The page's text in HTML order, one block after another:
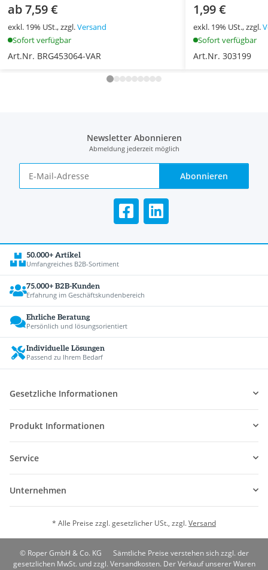
ab 7,59 €
exkl. 19% USt., zzgl.Versand
Sofort verfügbar
Art.Nr. BRG453064-VAR
1,99 €
exkl. 19% USt., zzgl.
Sofort verfügbar
Art.Nr. 303199
Newsletter Abonnieren
Abmeldung jederzeit möglich
Abonnieren
50.000+ Artikel
Umfangreiches B2B-Sortiment
75.000+ B2B-Kunden
Erfahrung im Geschäftskundenbereich
Ehrliche Beratung
Persönlich und lösungsorientiert
Individuelle Lösungen
Passend zu Ihrem Bedarf
Gesetzliche Informationen
Produkt Informationen
Service
Unternehmen
* Alle Preise zzgl. gesetzlicher USt., zzgl.Versand
© Roper GmbH & Co. KG
Sämtliche Preise verstehen sich zzgl. der
gesetzlichen MwSt. und zzgl. Versandkosten. Der Verkauf unserer Waren